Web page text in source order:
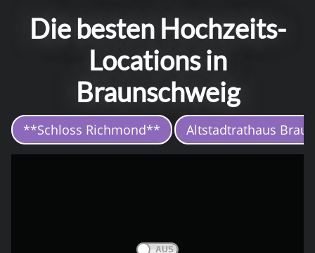
Die besten Hochzeits-
Locations in
Braunschweig
**Schloss Richmond** Altstadtrathaus